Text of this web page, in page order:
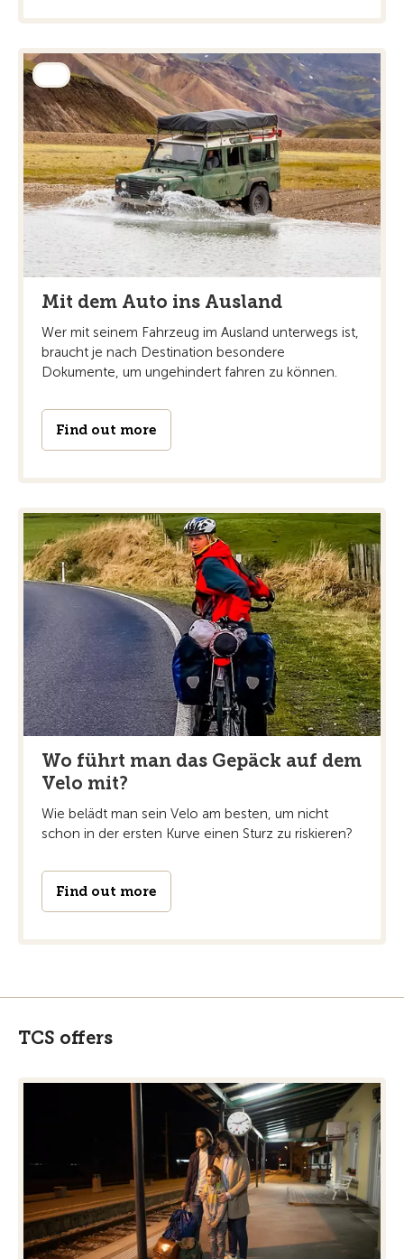
Mit dem Auto ins Ausland
Wer mit seinem Fahrzeug im Ausland unterwegs ist,
braucht je nach Destination besondere
Dokumente, um ungehindert fahren zu können.
Find out more
Wo führt man das Gepäck auf dem
Velo mit?
Wie belädt man sein Velo am besten, um nicht
schon in der ersten Kurve einen Sturz zu riskieren?
Find out more
TCS offers